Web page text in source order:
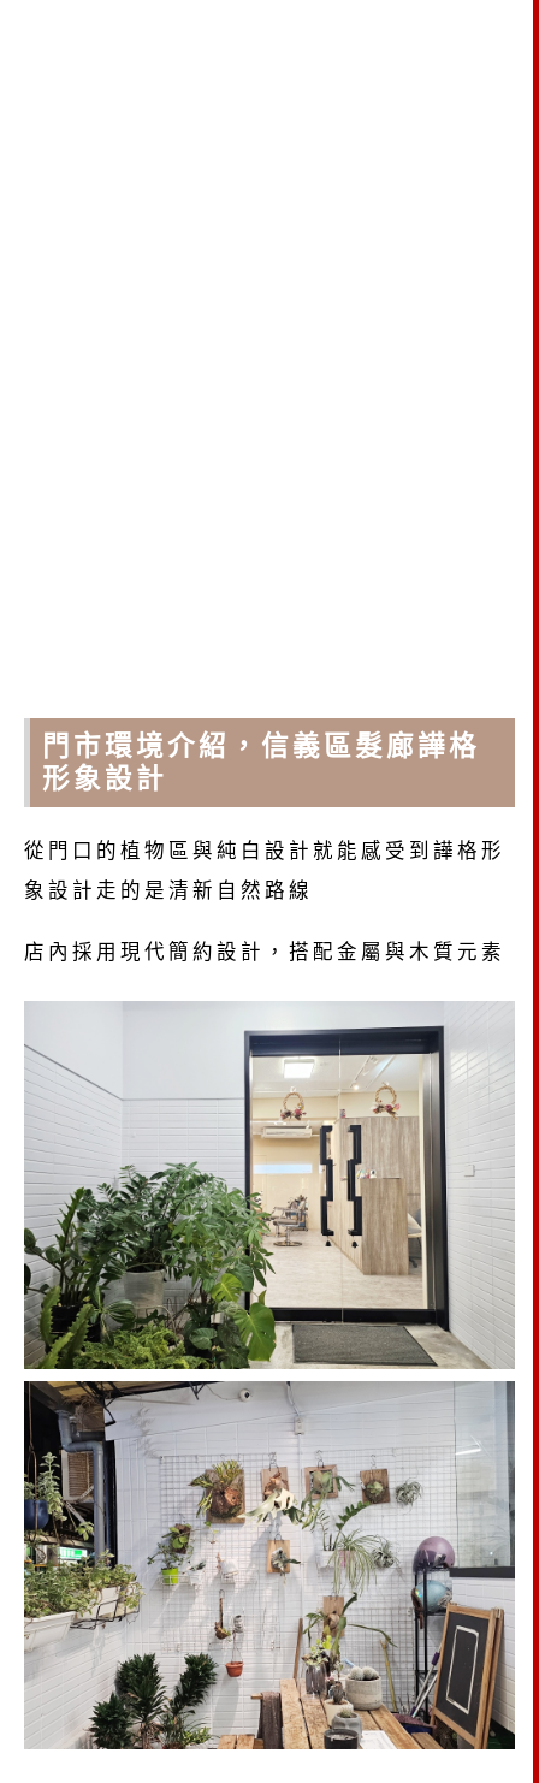
門市環境介紹，信義區髮廊譁格
形象設計
從門口的植物區與純白設計就能感受到譁格形
象設計走的是清新自然路線
店內採用現代簡約設計，搭配金屬與木質元素